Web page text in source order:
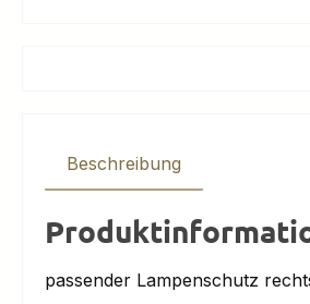
Beschreibung
passender Lampenschutz